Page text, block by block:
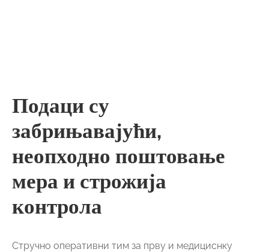
Подаци су
забрињавајући,
неопходно поштовање
мера и строжија
контрола
Стручно оперативни тим за прву и медициснку